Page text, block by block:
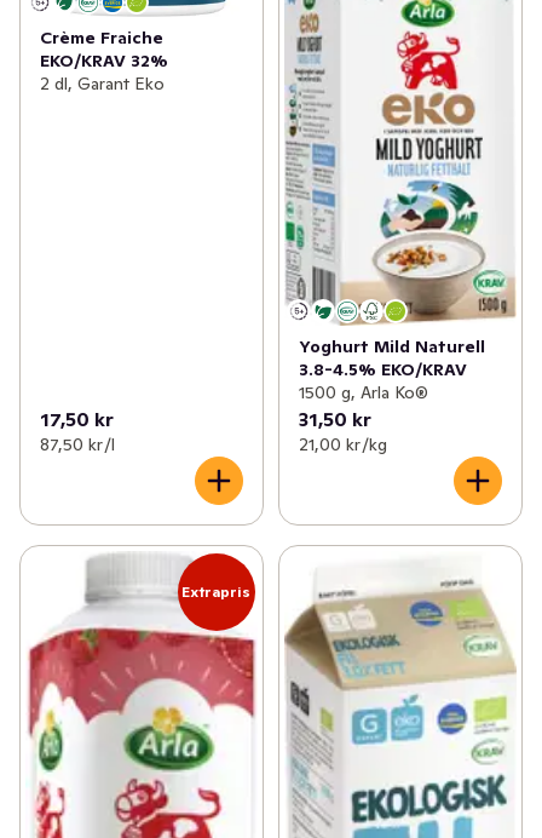
Crème Fraiche
EKO/KRAV 32%
2 dl, Garant Eko
17,50 kr
87,50 kr /l
Yoghurt Mild Naturell
3.8-4.5% EKO/KRAV
1500 g, Arla Ko®
31,50 kr
21,00 kr /kg
Extrapris